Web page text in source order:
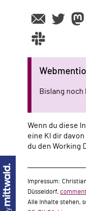
Bislang
Wenn du diese
eine KI dir
du den Working
Impressum:
Düsseldorf,
Alle Inhalte stehen,